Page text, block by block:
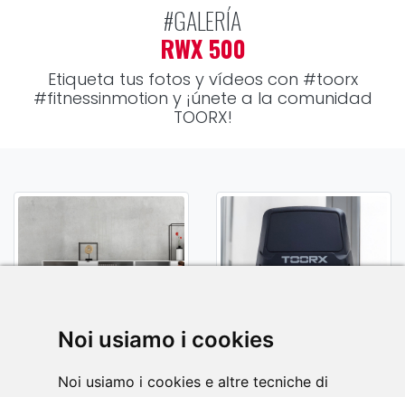
Noi usiamo i cookies
Noi usiamo i cookies e altre tecniche di
#GALERÍA
RWX 500
Etiqueta tus fotos y vídeos con #toorx
#fitnessinmotion y ¡únete a la comunidad
TOORX!